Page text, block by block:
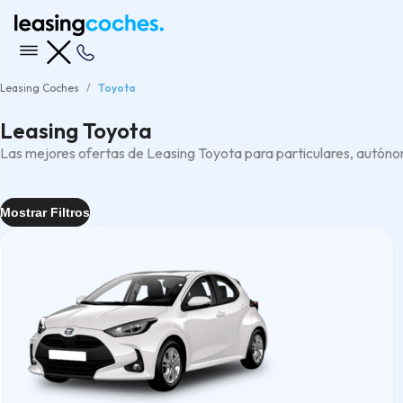
Leasing Coches Toyota
Leasing Toyota
Las mejores ofertas de Leasing Toyota para particulares,
Mostrar Filtros
Entrega
Inmediata(6)
Rápida(1)
(1)